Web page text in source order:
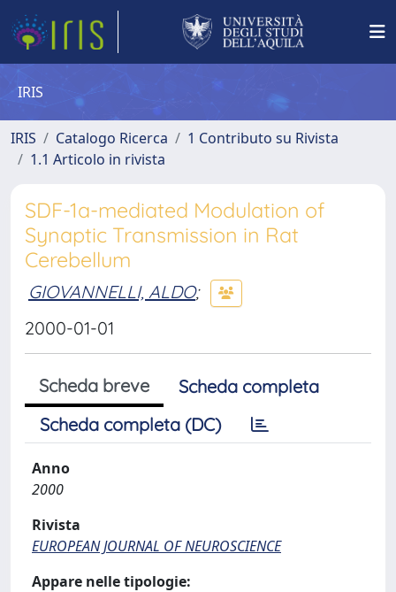
IRIS
IRIS Catalogo Ricerca
1 Contributo su Rivista
1.1 Articolo in rivista
SDF-1a-mediated Modulation of
Synaptic Transmission in Rat
Cerebellum
GIOVANNELLI, ALDO;
2000-01-01
Scheda breve
Scheda completa
Scheda completa (DC)
Anno
2000
Rivista
EUROPEAN JOURNAL OF NEUROSCIENCE
Appare nelle tipologie: